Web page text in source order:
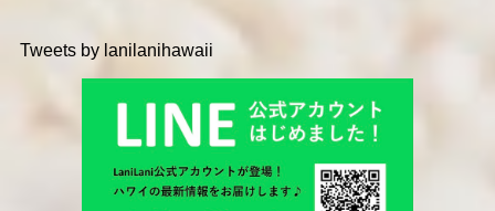
Tweets by lanilanihawaii